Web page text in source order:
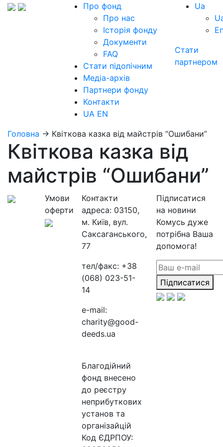
Про фонд
Про нас
Історія фонду
Документи
FAQ
Стати підопічним
Медіа-архів
Партнери фонду
Контакти
UA EN
Ua
Стати
партнером
Головна → Квіткова казка від майстрів “Ошибани”
Квіткова казка від
майстрів “Ошибани”
Умови
оферти
Контакти
адреса: 03150,
м. Київ, вул.
Саксаганського,
77
тел/факс: +38
(068) 023-51-
14
e-mail:
charity@good-
deeds.ua
Благодійний
фонд внесено
до реєстру
неприбуткових
установ та
організайцій
Код ЄДРПОУ:
Підписатися
на новини
Комусь дуже
потрібна Ваша
допомога!
Підписатися